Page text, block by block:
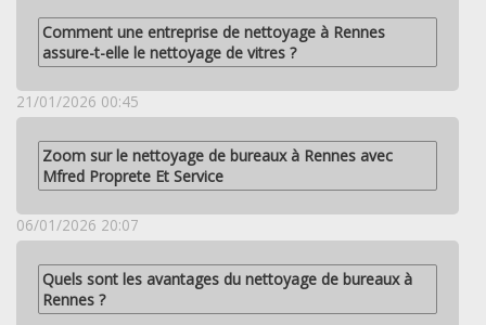
Comment une entreprise de nettoyage à Rennes
assure-t-elle le nettoyage de vitres ?
21/01/2026 00:45
Zoom sur le nettoyage de bureaux à Rennes avec
Mfred Proprete Et Service
06/01/2026 20:07
Quels sont les avantages du nettoyage de bureaux à
Rennes ?